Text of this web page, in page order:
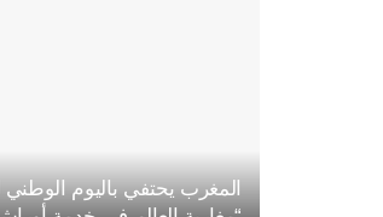
المغرب يحتفي باليوم